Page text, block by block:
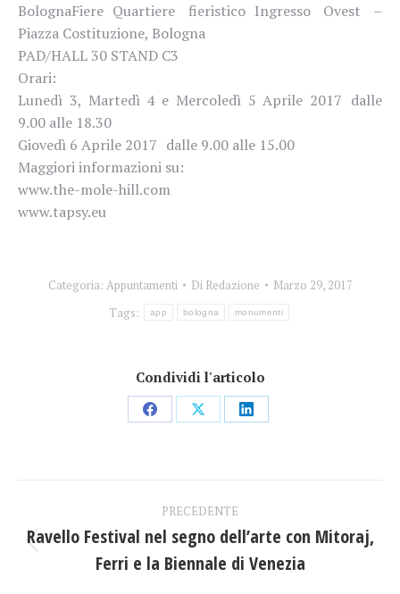
BolognaFiere Quartiere fieristico Ingresso Ovest –
Piazza Costituzione, Bologna
PAD/HALL 30 STAND C3
Orari:
Lunedì 3, Martedì 4 e Mercoledì 5 Aprile 2017 dalle
9.00 alle 18.30
Giovedì 6 Aprile 2017 dalle 9.00 alle 15.00
Maggiori informazioni su:
www.the-mole-hill.com
www.tapsy.eu
Categoria: Appuntamenti Di Redazione
Marzo 29, 2017
Tags:
app bologna monumenti
Condividi l'articolo
CondividiCondividiCondividi
tra
PRECEDENTE
Post
precedente:
Ravello Festival nel segno dell’arte con Mitoraj,
Ferri e la Biennale di Venezia